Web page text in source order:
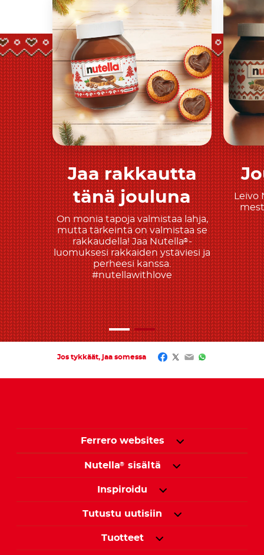
Tutustu tarkemmin
Jaa rakkautta
tänä jouluna
On monia tapoja valmistaa lahja,
mutta tärkeintä on valmistaa se
rakkaudella! Jaa Nutella®-
luomuksesi rakkaiden ystäviesi ja
perheesi kanssa.
#nutellawithlove
Leivo
Jos tykkäät, jaa somessa Facebook
Twitter
EmailWhatsApp
Ferrero websites
Nutella® sisältä
Inspiroidu
Tutustu uutisiin
Tuotteet